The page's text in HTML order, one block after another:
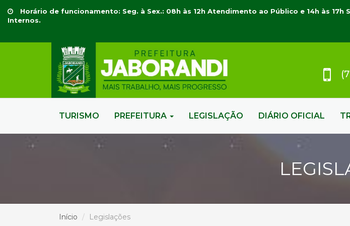
Horário de funcionamento: Seg. à Sex.: 08h às 12h Atendimento ao Público e 14h às 17h
Internos.
TURISMO PREFEITURA LEGISLAÇÃO DIÁRIO OFICIAL
Início Legislações